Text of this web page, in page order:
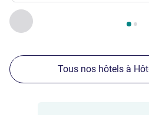
Précédent - Nos autres
Page , Nos autres
Tous nos hôtels à